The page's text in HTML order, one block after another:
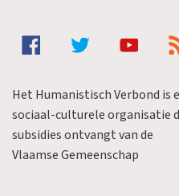
Het Humanistisch Verbond is
sociaal-culturele organisatie
subsidies ontvangt van de
Vlaamse Gemeenschap